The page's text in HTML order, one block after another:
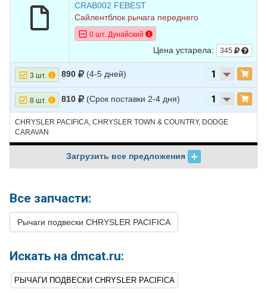
CRAB002 FEBEST
Сайлентблок рычага переднего
0 шт. Дунайский
Цена устарела: 345
3 шт. 890 (4-5 дней)
8 шт. 810 (Срок поставки 2-4 дня)
CHRYSLER PACIFICA, CHRYSLER TOWN & COUNTRY, DODGE
CARAVAN
Загрузить все предложения
Все запчасти:
Рычаги подвески CHRYSLER PACIFICA
Искать на dmcat.ru:
РЫЧАГИ ПОДВЕСКИ CHRYSLER PACIFICA